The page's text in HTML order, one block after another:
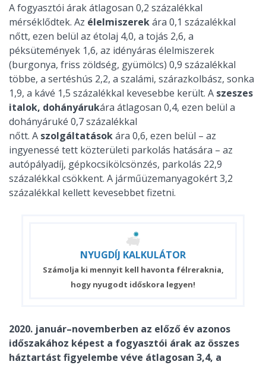
A fogyasztói árak átlagosan 0,2 százalékkal
mérséklődtek. Az élelmiszerekára 0,1 százalékkal
nőtt, ezen belül az étolaj 4,0, a tojás 2,6, a
péksütemények 1,6, az idényáras élelmiszerek
(burgonya, friss zöldség, gyümölcs) 0,9 százalékkal
többe, a sertéshús 2,2, a szalámi, szárazkolbász, sonka
1,9, a kávé 1,5 százalékkal kevesebbe került. A szeszes
italok, dohányárukára átlagosan 0,4, ezen belül a
dohányáruké 0,7 százalékkal
nőtt. A szolgáltatásokára 0,6, ezen belül – az
ingyenessé tett közterületi parkolás hatására – az
autópályadíj, gépkocsikölcsönzés, parkolás 22,9
százalékkal csökkent. A járműüzemanyagokért 3,2
százalékkal kellett kevesebbet fizetni.
NYUGDÍJ KALKULÁTOR
Számolja ki mennyit kell havonta félreraknia,
hogy nyugodt időskora legyen!
2020. január–novemberben az előző év azonos
időszakához képest a fogyasztói árak az összes
háztartást figyelembe véve átlagosan 3,4, a